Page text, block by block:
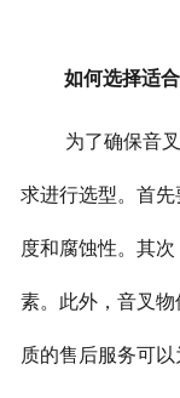
如何选择适
为了确保音
求进行选型。首
度和腐蚀性。其
素。 此外，音叉
质的售后服务可以